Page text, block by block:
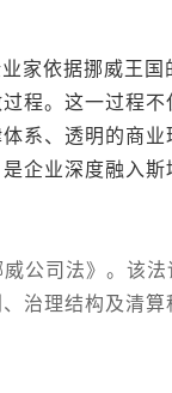
依据挪威王国
程。这一过程
系、透明的商
企业深度融入
司法》。该法
治理结构及清